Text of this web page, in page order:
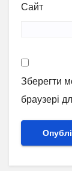
Сайт
Зберегти
браузері